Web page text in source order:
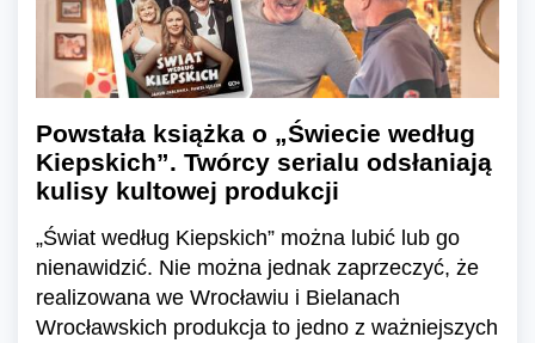
Powstała książka o „Świecie według
Kiepskich”. Twórcy serialu odsłaniają
kulisy kultowej produkcji
„Świat według Kiepskich” można lubić lub go
nienawidzić. Nie można jednak zaprzeczyć, że
realizowana we Wrocławiu i Bielanach
Wrocławskich produkcja to jedno z ważniejszych